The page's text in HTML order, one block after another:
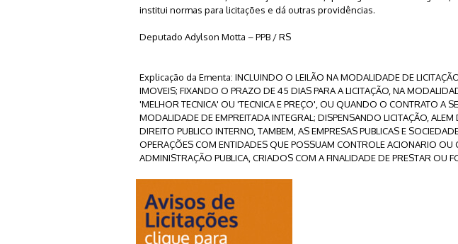
institui normas para licitações e dá outras providências.
Deputado Adylson Motta – PPB / RS
Explicação da Ementa: INCLUINDO O LEILÃO NA MODALIDADE DE
IMOVEIS; FIXANDO O PRAZO DE 45 DIAS PARA A LICITAÇÃO, NA
'MELHOR TECNICA' OU 'TECNICA E PREÇO', OU QUANDO O CONTRATO A
MODALIDADE DE EMPREITADA INTEGRAL; DISPENSANDO LICITAÇÃO, ALEM
DIREITO PUBLICO INTERNO, TAMBEM, AS EMPRESAS PUBLICAS E
OPERAÇÕES COM ENTIDADES QUE POSSUAM CONTROLE ACIONARIO
ADMINISTRAÇÃO PUBLICA, CRIADOS COM A FINALIDADE DE PRESTAR OU